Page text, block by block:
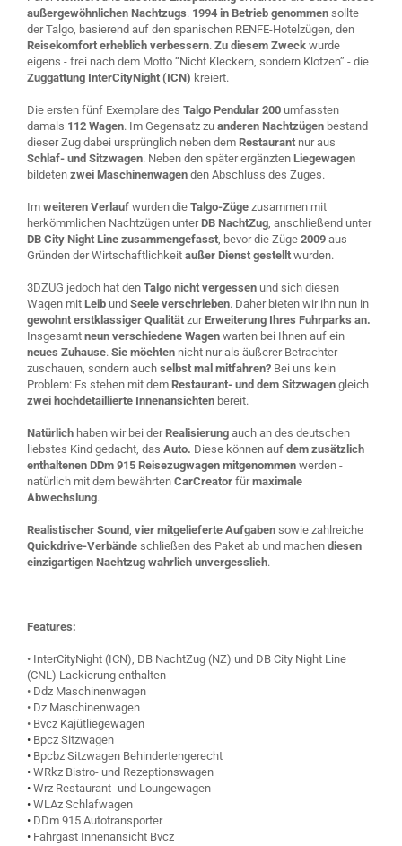
außergewöhnlichen Nachtzugs. 1994 in Betrieb genommen sollte
der Talgo, basierend auf den spanischen RENFE-Hotelzügen, den
Reisekomfort erheblich verbessern. Zu diesem Zweck wurde
eigens - frei nach dem Motto “Nicht Kleckern, sondern Klotzen” - die
Zuggattung InterCityNight (ICN) kreiert.
Die ersten fünf Exemplare des Talgo Pendular 200 umfassten
damals 112 Wagen. Im Gegensatz zu anderen Nachtzügen bestand
dieser Zug dabei ursprünglich neben dem Restaurant nur aus
Schlaf- und Sitzwagen. Neben den später ergänzten Liegewagen
bildeten zwei Maschinenwagen den Abschluss des Zuges.
Im weiteren Verlauf wurden die Talgo-Züge zusammen mit
herkömmlichen Nachtzügen unterDB NachtZug, anschließend unter
DB City Night Line zusammengefasst, bevor die Züge 2009 aus
Gründen der Wirtschaftlichkeit außer Dienst gestellt wurden.
3DZUG jedoch hat den Talgo nicht vergessen und sich diesen
Wagen mit Leib und Seele verschrieben. Daher bieten wir ihn nun in
gewohnt erstklassiger Qualität zurErweiterung Ihres Fuhrparks an.
Insgesamt neun verschiedene Wagen warten bei Ihnen auf ein
neues Zuhause. Sie möchten nicht nur als äußerer Betrachter
zuschauen, sondern auch selbst mal mitfahren? Bei uns kein
Problem: Es stehen mit dem Restaurant- und dem Sitzwagen gleich
zwei hochdetaillierte Innenansichten bereit.
Natürlich haben wir bei derRealisierung auch an des deutschen
liebstes Kind gedacht, das Auto. Diese können auf dem zusätzlich
enthaltenen DDm 915 Reisezugwagen mitgenommen werden -
natürlich mit dem bewährten CarCreator fürmaximale
Abwechslung.
Realistischer Sound, vier mitgelieferte Aufgaben sowie zahlreiche
Quickdrive-Verbände schließen des Paket ab und machen diesen
einzigartigen Nachtzug wahrlich unvergesslich.
Features:
• InterCityNight (ICN), DB NachtZug (NZ) und DB City Night Line
(CNL) Lackierung enthalten
• Ddz Maschinenwagen
• Dz Maschinenwagen
• Bvcz Kajütliegewagen
• Bpcz Sitzwagen
• Bpcbz Sitzwagen Behindertengerecht
• WRkz Bistro- und Rezeptionswagen
• Wrz Restaurant- und Loungewagen
• WLAz Schlafwagen
• DDm 915 Autotransporter
• Fahrgast Innenansicht Bvcz